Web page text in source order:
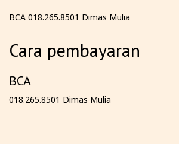
BCA 018.265.8501 Dimas Mulia
Cara pembayaran
BCA
018.265.8501 Dimas Mulia